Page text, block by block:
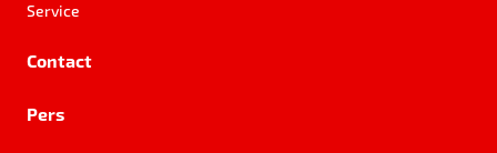
Service
Contact
Pers